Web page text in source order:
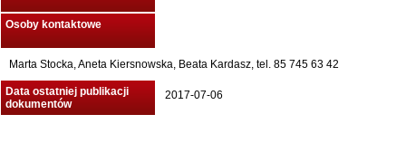
Osoby kontaktowe
Marta Stocka, Aneta Kiersnowska, Beata Kardasz, tel. 85 745 63 42
Data ostatniej publikacji
dokumentów
2017-07-06